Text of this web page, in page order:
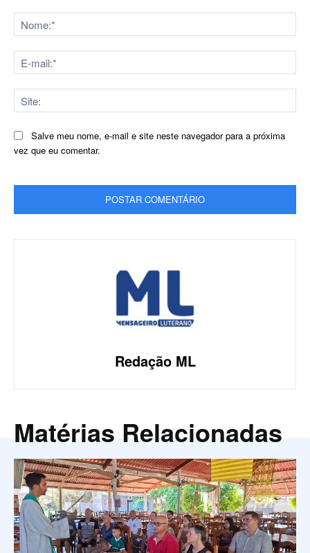
Salve meu nome, e-mail e site neste navegador para a próxima
vez que eu comentar.
Redação ML
Matérias Relacionadas